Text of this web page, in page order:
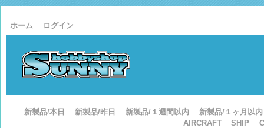
ホーム ログイン
新製品/本日 新製品/昨日 新製品/１週間以内
新製品/１ヶ月以内
AIRCRAFT
SHIP